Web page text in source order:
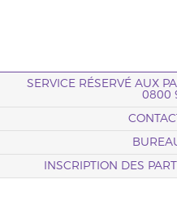
SERVICE RÉSERVÉ AUX
0800
INSCRIPTION DES